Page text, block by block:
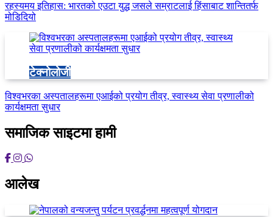
रहस्यमय इतिहास: भारतको एउटा युद्ध जसले सम्राटलाई हिंसाबाट शान्तितर्फ
मोडिदियो
टेक्नोलोजी
विश्वभरका अस्पतालहरूमा एआईको प्रयोग तीव्र, स्वास्थ्य सेवा प्रणालीको
कार्यक्षमता सुधार
समाजिक साइटमा हामी
आलेख